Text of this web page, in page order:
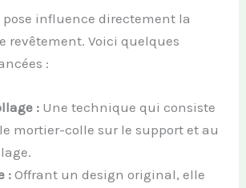
pose influence directement la
revêtement. Voici quelques
:
: Une technique qui consiste
mortier-colle sur le support et au
:Offrant un design original, elle